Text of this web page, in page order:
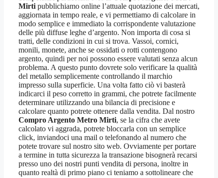
Mirtipubblichiamo online l’attuale quotazione dei mercati,
aggiornata in tempo reale, e vi permettiamo di calcolare in
modo semplice e immediato la corrispondente valutazione
delle più diffuse leghe d’argento. Non importa di cosa si
tratti, delle condizioni in cui si trova. Vassoi, cornici,
monili, monete, anche se ossidati o rotti contengono
argento, quindi per noi possono essere valutati senza alcun
problema. A questo punto dovrete solo verificare la qualità
del metallo semplicemente controllando il marchio
impresso sulla superficie. Una volta fatto ciò vi basterà
indicarci il peso corretto in grammi, che potrete facilmente
determinare utilizzando una bilancia di precisione e
calcolare quanto potrete ottenere dalla vendita. Dal nostro
Compro Argento Metro Mirti, se la cifra che avete
calcolato vi aggrada, potrete bloccarla con un semplice
click, inviandoci una mail o telefonando al numero che
potete trovare sul nostro sito web. Ovviamente per portare
a termine in tutta sicurezza la transazione bisognerà recarsi
presso uno dei nostri punti vendita di persona, inoltre in
quanto realtà di primo piano ci teniamo a sottolineare che